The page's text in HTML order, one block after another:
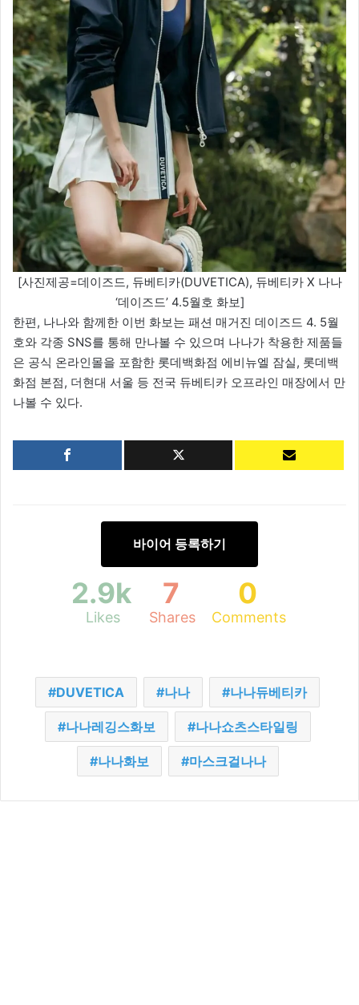
[사진제공=데이즈드, 듀베티카(DUVETICA), 듀베티카 X 나나
‘데이즈드’ 4.5월호 화보]
한편, 나나와 함께한 이번 화보는 패션 매거진 데이즈드 4. 5월
호와 각종 SNS를 통해 만나볼 수 있으며 나나가 착용한 제품들
은 공식 온라인몰을 포함한 롯데백화점 에비뉴엘 잠실, 롯데백
화점 본점, 더현대 서울 등 전국 듀베티카 오프라인 매장에서 만
나볼 수 있다.
바이어 등록하기
2.9k
Likes
7
Shares
0
Comments
DUVETICA 나나 나나듀베티카
나나레깅스화보 나나쇼츠스타일링
나나화보 마스크걸나나